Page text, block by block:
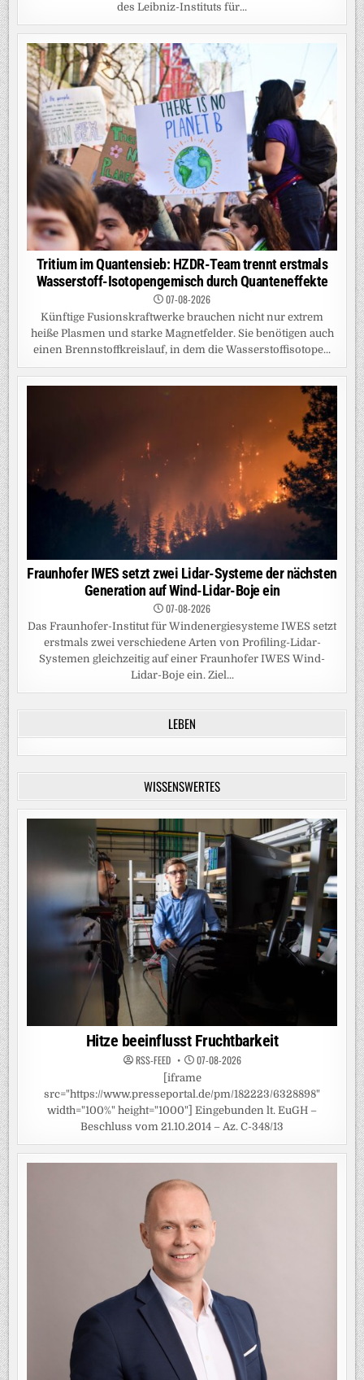
des Leibniz-Instituts für...
Tritium im Quantensieb: HZDR-Team trennt erstmals
Wasserstoff-Isotopengemisch durch Quanteneffekte
07-08-2026
Künftige Fusionskraftwerke brauchen nicht nur extrem
heiße Plasmen und starke Magnetfelder. Sie benötigen auch
einen Brennstoffkreislauf, in dem die Wasserstoffisotope...
Fraunhofer IWES setzt zwei Lidar-Systeme der nächsten
Generation auf Wind-Lidar-Boje ein
07-08-2026
Das Fraunhofer-Institut für Windenergiesysteme IWES setzt
erstmals zwei verschiedene Arten von Profiling-Lidar-
Systemen gleichzeitig auf einer Fraunhofer IWES Wind-
Lidar-Boje ein. Ziel...
LEBEN
WISSENSWERTES
Hitze beeinflusst Fruchtbarkeit
RSS-FEED 07-08-2026
[iframe
src="https://www.presseportal.de/pm/182223/6328898"
width="100%" height="1000"] Eingebunden lt. EuGH –
Beschluss vom 21.10.2014 – Az. C-348/13